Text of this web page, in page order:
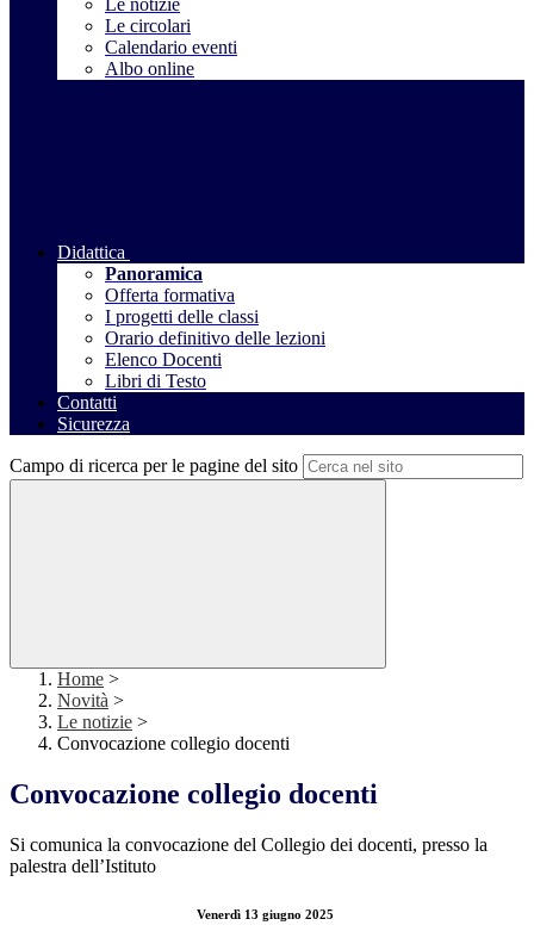
Le notizie
Le circolari
Calendario eventi
Albo online
Didattica
Panoramica
Offerta formativa
I progetti delle classi
Orario definitivo delle lezioni
Elenco Docenti
Libri di Testo
Contatti
Sicurezza
Campo di ricerca per le pagine del sito
Home >
Novità >
Le notizie >
Convocazione collegio docenti
Convocazione collegio docenti
Si comunica la convocazione del Collegio dei docenti, presso la
palestra dell’Istituto
Venerdì 13 giugno 2025